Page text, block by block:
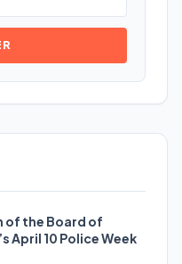
of the Board of
April 10 Police Week